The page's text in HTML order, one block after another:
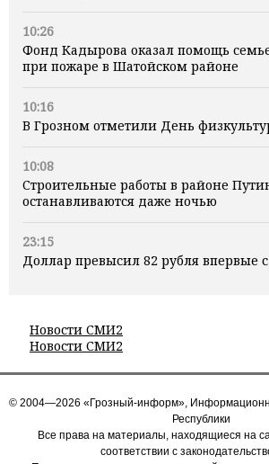
10:26
Фонд Кадырова оказал помощь
при пожаре в Шатойском районе
10:16
В Грозном отметили День
10:08
Строительные работы в районе
останавливаются даже ночью
23:15
Доллар превысил 82 рубля впервые
Новости СМИ2
Новости СМИ2
© 2004—2026 «Грозный-информ»,
Республики
Все права на материалы, находящиеся на
соответствии с